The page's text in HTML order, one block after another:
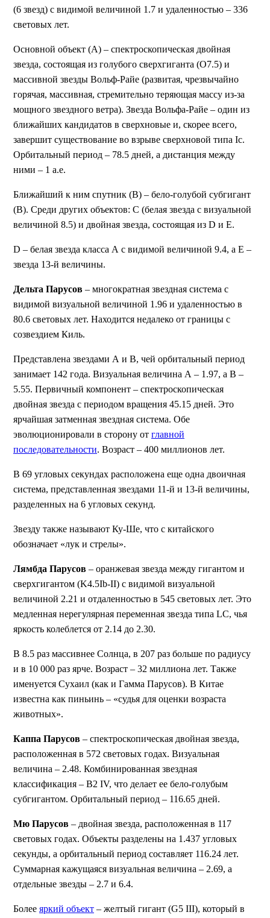
(6 звезд) с видимой величиной 1.7 и удаленностью – 336
световых лет.
Основной объект (А) – спектроскопическая двойная
звезда, состоящая из голубого сверхгиганта (O7.5) и
массивной звезды Вольф-Райе (развитая, чрезвычайно
горячая, массивная, стремительно теряющая массу из-за
мощного звездного ветра). Звезда Вольфа-Райе – один из
ближайших кандидатов в сверхновые и, скорее всего,
завершит существование во взрыве сверхновой типа Ic.
Орбитальный период – 78.5 дней, а дистанция между
ними – 1 а.е.
Ближайший к ним спутник (В) – бело-голубой субгигант
(B). Среди других объектов: С (белая звезда с визуальной
величиной 8.5) и двойная звезда, состоящая из D и E.
D – белая звезда класса А с видимой величиной 9.4, а E –
звезда 13-й величины.
Дельта Парусов – многократная звездная система с
видимой визуальной величиной 1.96 и удаленностью в
80.6 световых лет. Находится недалеко от границы с
созвездием Киль.
Представлена звездами А и В, чей орбитальный период
занимает 142 года. Визуальная величина А – 1.97, а В –
5.55. Первичный компонент – спектроскопическая
двойная звезда с периодом вращения 45.15 дней. Это
ярчайшая затменная звездная система. Обе
эволюционировали в сторону от главной
последовательности. Возраст – 400 миллионов лет.
В 69 угловых секундах расположена еще одна двоичная
система, представленная звездами 11-й и 13-й величины,
разделенных на 6 угловых секунд.
Звезду также называют Ку-Ше, что с китайского
обозначает «лук и стрелы».
Лямбда Парусов – оранжевая звезда между гигантом и
сверхгигантом (K4.5Ib-II) с видимой визуальной
величиной 2.21 и отдаленностью в 545 световых лет. Это
медленная нерегулярная переменная звезда типа LC, чья
яркость колеблется от 2.14 до 2.30.
В 8.5 раз массивнее Солнца, в 207 раз больше по радиусу
и в 10 000 раз ярче. Возраст – 32 миллиона лет. Также
именуется Сухаил (как и Гамма Парусов). В Китае
известна как пиньинь – «судья для оценки возраста
животных».
Каппа Парусов – спектроскопическая двойная звезда,
расположенная в 572 световых годах. Визуальная
величина – 2.48. Комбинированная звездная
классификация – B2 IV, что делает ее бело-голубым
субгигантом. Орбитальный период – 116.65 дней.
Мю Парусов – двойная звезда, расположенная в 117
световых годах. Объекты разделены на 1.437 угловых
секунды, а орбитальный период составляет 116.24 лет.
Суммарная кажущаяся визуальная величина – 2.69, а
отдельные звезды – 2.7 и 6.4.
Более яркий объект – желтый гигант (G5 III), который в